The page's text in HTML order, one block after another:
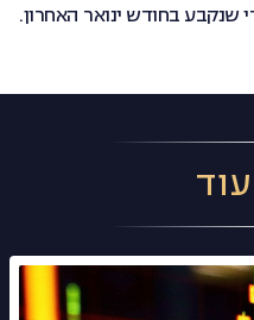
שנקבע בחודש ינואר האחרון.